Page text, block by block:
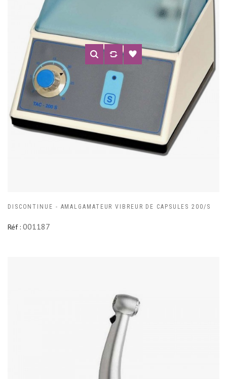
DISCONTINUE - AMALGAMATEUR VIBREUR DE CAPSULES 200/S
Réf : 001187